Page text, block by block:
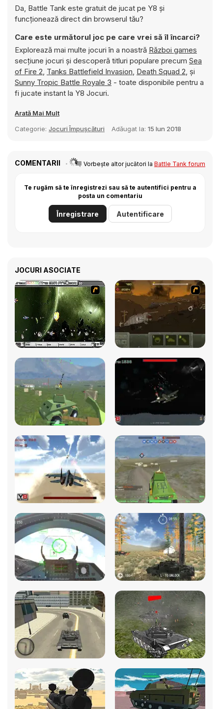
Da, Battle Tank este gratuit de jucat pe Y8 și
funcționează direct din browserul tău?
Care este următorul joc pe care vrei să îl încarci?
Explorează mai multe jocuri în a noastră Război games
secțiune jocuri și descoperă titluri populare precum Sea
of Fire 2, Tanks Battlefield Invasion, Death Squad 2, și
Sunny Tropic Battle Royale 3 - toate disponibile pentru a
fi jucate instant la Y8 Jocuri.
Arată Mai Mult
Categorie: Jocuri Împușcături Adăugat la: 15 Iun 2018
COMENTARII Vorbește altor jucători la Battle Tank forum
Te rugăm să te înregistrezi sau să te autentifici pentru a
posta un comentariu
Înregistrare Autentificare
JOCURI ASOCIATE